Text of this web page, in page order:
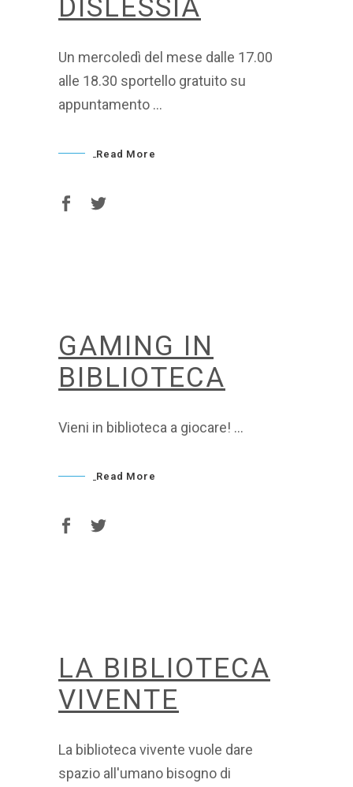
DISLESSIA
Un mercoledì del mese dalle 17.00
alle 18.30 sportello gratuito su
appuntamento
Read More
GAMING IN
BIBLIOTECA
Vieni in biblioteca a giocare!
Read More
LA BIBLIOTECA
VIVENTE
La biblioteca vivente vuole dare
spazio all'umano bisogno di